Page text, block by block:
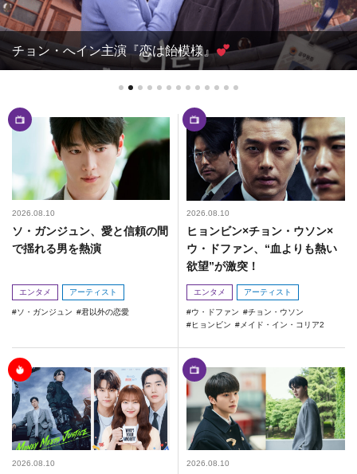
チョン・へイン主演『恋は飴模様』
2026.08.10
ソ・ガンジュン、愛と信頼の間
で揺れる男を熱演
エンタメ アーティスト
ソ・ガンジュン 君以外の恋愛
2026.08.10
ヒョンビン×チョン・ウソン×
ウ・ドファン、“血よりも熱い
欲望”が激突！
エンタメ アーティスト
ウ・ドファン
チョン・ウソン
ヒョンビン
メイド・イン・コリア2
2026.08.10 2026.08.10